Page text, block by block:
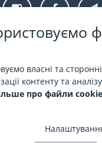
власні та
контенту та
про файли cookie
ESPORT
представлена афіша
продаються
безпосередньо з касами.